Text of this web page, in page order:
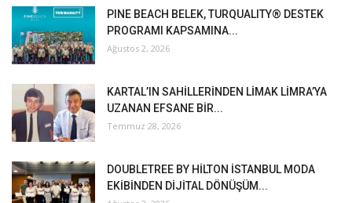
PINE BEACH BELEK, TURQUALITY® DESTEK
PROGRAMI KAPSAMINA...
Ağustos 2, 2026
KARTAL’IN SAHİLLERİNDEN LİMAK LİMRA’YA
UZANAN EFSANE BİR...
Temmuz 28, 2026
DOUBLETREE BY HİLTON İSTANBUL MODA
EKİBİNDEN DİJİTAL DÖNÜŞÜM...